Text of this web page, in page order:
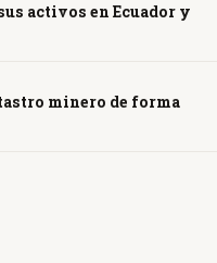
activos en Ecuador y
minero de forma